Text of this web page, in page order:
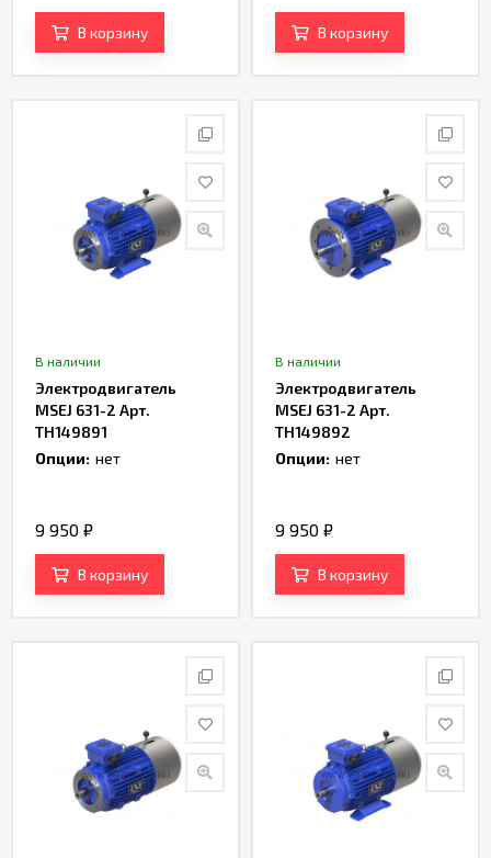
В корзину В корзину
В наличии
Электродвигатель
MSEJ 631-2 Арт.
TH149891
Опции: нет
9 950 ₽
В корзину
В наличии
Электродвигатель
MSEJ 631-2 Арт.
TH149892
Опции: нет
9 950 ₽
В корзину